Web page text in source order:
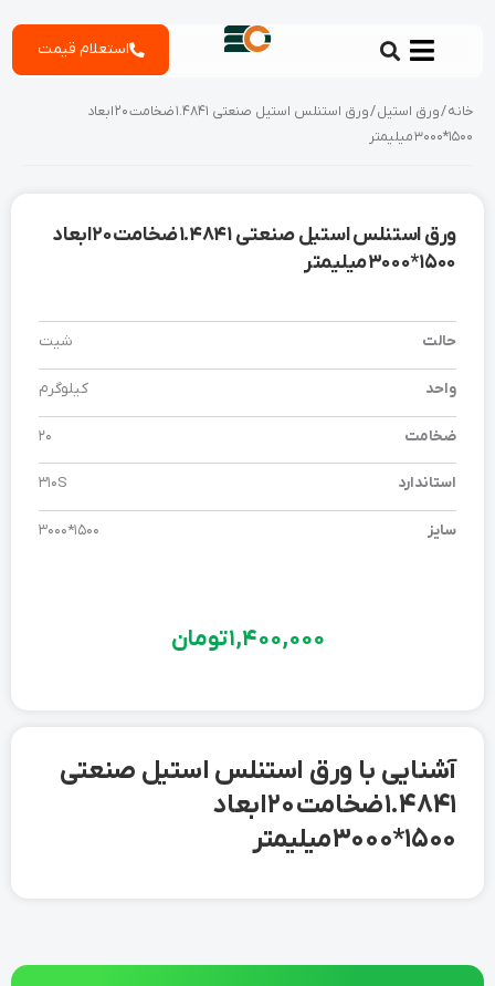
استعلام قیمت
خانه/ورق استیل
/ ورق استنلس استیل صنعتی 1.4841 ضخامت 20 ابعاد
1500*3000 میلیمتر
ورق استنلس استیل صنعتی 1.4841 ضخامت 20 ابعاد
1500*3000 میلیمتر
حالت شیت
واحد کیلوگرم
ضخامت 20
استاندارد 310S
سایز 1500*3000
1,400,000تومان
آشنایی با ورق استنلس استیل صنعتی
1.4841 ضخامت 20 ابعاد
1500*3000 میلیمتر